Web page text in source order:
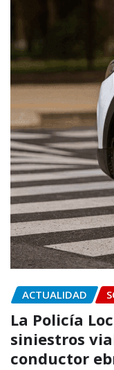
ACTUALIDAD
La Policía
siniestros
conductor